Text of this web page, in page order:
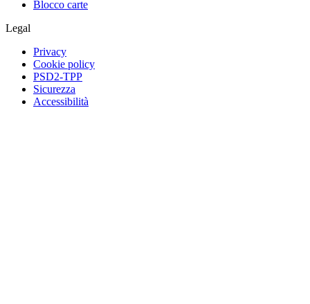
Blocco carte
Legal
Privacy
Cookie policy
PSD2-TPP
Sicurezza
Accessibilità